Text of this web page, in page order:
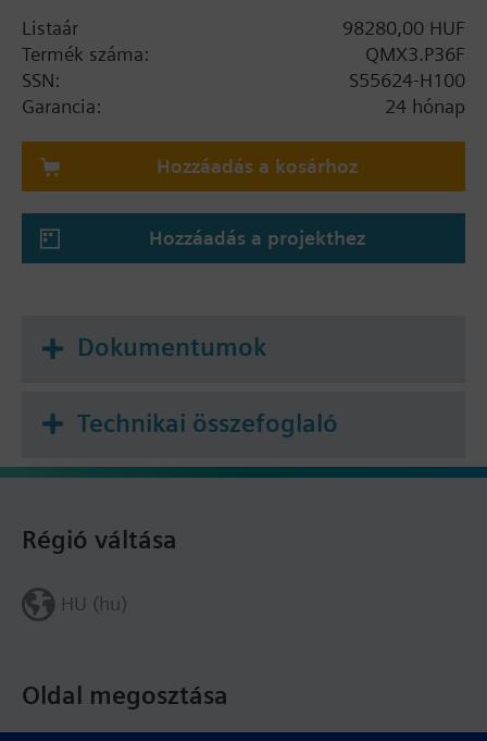
RoomOptiszabályozás energiahatékonysági
funkció
Helyiség hőmérséklet mérés
Helyiség hőmérséklet, szabályozási mód,
Háttérvilágított kijelző, fehér vagy kék
kiválasztással
állomáshoz plug & play kialakítással
Kombinálható különböző standard és design
Listaár
98280,00 HUF
Termék száma:
QMX3.P36F
SSN:
S55624-H100
Garancia:
24 hónap
Hozzáadás a kosárhoz
Hozzáadás a projekthez
Dokumentumok
Technikai összefoglaló
Oldal megosztása
Régió váltása
HU (hu)